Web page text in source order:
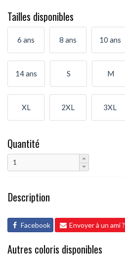
Tailles disponibles
6 ans 8 ans 10 ans
14 ans S M
XL 2XL 3XL
Quantité
Description
Facebook Envoyer à un ami ?
Autres coloris disponibles